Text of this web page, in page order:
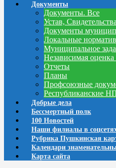
Документы
Документы. Все
Устав, Свидетельства
Документы
Локальные
Муниципальное
Независимая оценка
Отчеты
Планы
Профсоюзные
Республиканские
Добрые дела
Бессмертный полк
100 Новостей
Наши филиалы в
Рубрика Пушкинская
Календари
Карта сайта